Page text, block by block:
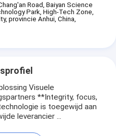
Road, Baiyan Science
Park, High-Tech Zone,
provincie Anhui, China,
Visuele
**Integrity, focus,
is toegewijd aan
leverancier ...